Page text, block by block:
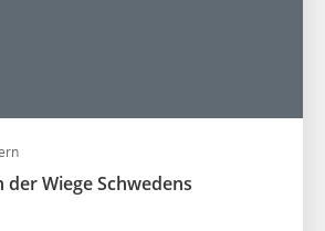
Wiege Schwedens